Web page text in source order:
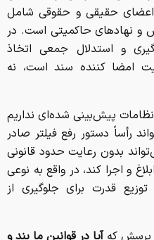
حقیقی و حقوقی شامل
و نهادهای حاکمیتی است. در
و استدلال جمعی اتخاذ
امضا کننده سند است، نه
نظامات پیش‌بینی شده‌ای نداریم
رأساً دستور رفع فیلتر صادر
بدون رعایت حدود قانونی
و اجرا کند، در واقع به نوعی
قدرت برای جلوگیری از